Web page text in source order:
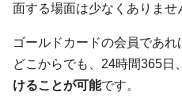
面する場面は少なくありませ
ゴールドカードの会員であれ
どこからでも、24時間365日、
けることが可能です。